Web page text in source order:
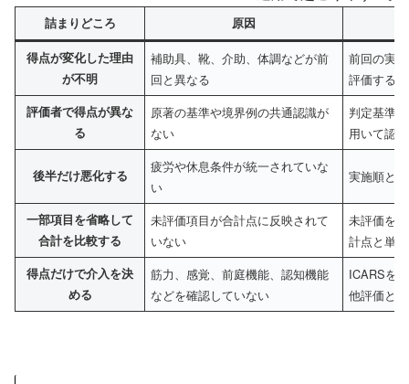
詰まりどころ 原因
得点が変化した理由
が不明
補助具、靴、介助、体調などが前
回と異なる
前回の実
評価する
評価者で得点が異な
る
原著の基準や境界例の共通認識が
ない
判定基準
用いて認
後半だけ悪化する
疲労や休息条件が統一されていな
い
実施順と
一部項目を省略して
合計を比較する
未評価項目が合計点に反映されて
いない
未評価を
計点と単
得点だけで介入を決
める
筋力、感覚、前庭機能、認知機能
などを確認していない
ICARSを
他評価と